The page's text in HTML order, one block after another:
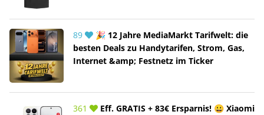
89
🎉 12 Jahre MediaMarkt Tarifwelt: die
besten Deals zu Handytarifen, Strom, Gas,
Internet &amp; Festnetz im Ticker
361
Eff. GRATIS + 83€ Ersparnis! 😀 Xiaomi